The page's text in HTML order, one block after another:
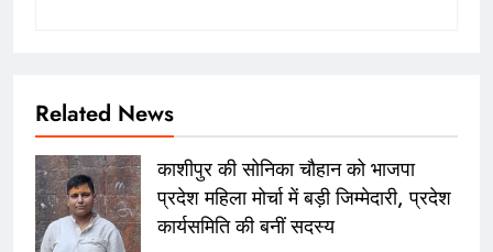
Related News
काशीपुर की सोनिका चौहान को भाजपा
प्रदेश महिला मोर्चा में बड़ी जिम्मेदारी, प्रदेश
कार्यसमिति की बनीं सदस्य